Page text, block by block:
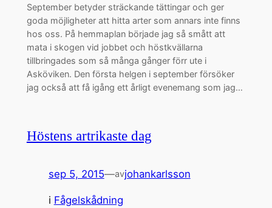
September betyder sträckande tättingar och ger
goda möjligheter att hitta arter som annars inte finns
hos oss. På hemmaplan började jag så smått att
mata i skogen vid jobbet och höstkvällarna
tillbringades som så många gånger förr ute i
Asköviken. Den första helgen i september försöker
jag också att få igång ett årligt evenemang som jag…
Höstens artrikaste dag
sep 5, 2015—avjohankarlsson
i Fågelskådning